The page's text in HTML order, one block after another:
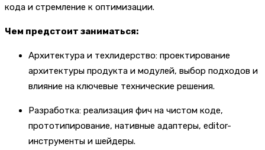
кода и стремление к оптимизации.
Чем предстоит заниматься:
Архитектура и техлидерство: проектирование
архитектуры продукта и модулей, выбор подходов и
влияние на ключевые технические решения.
Разработка: реализация фич на чистом коде,
прототипирование, нативные адаптеры, editor-
инструменты и шейдеры.